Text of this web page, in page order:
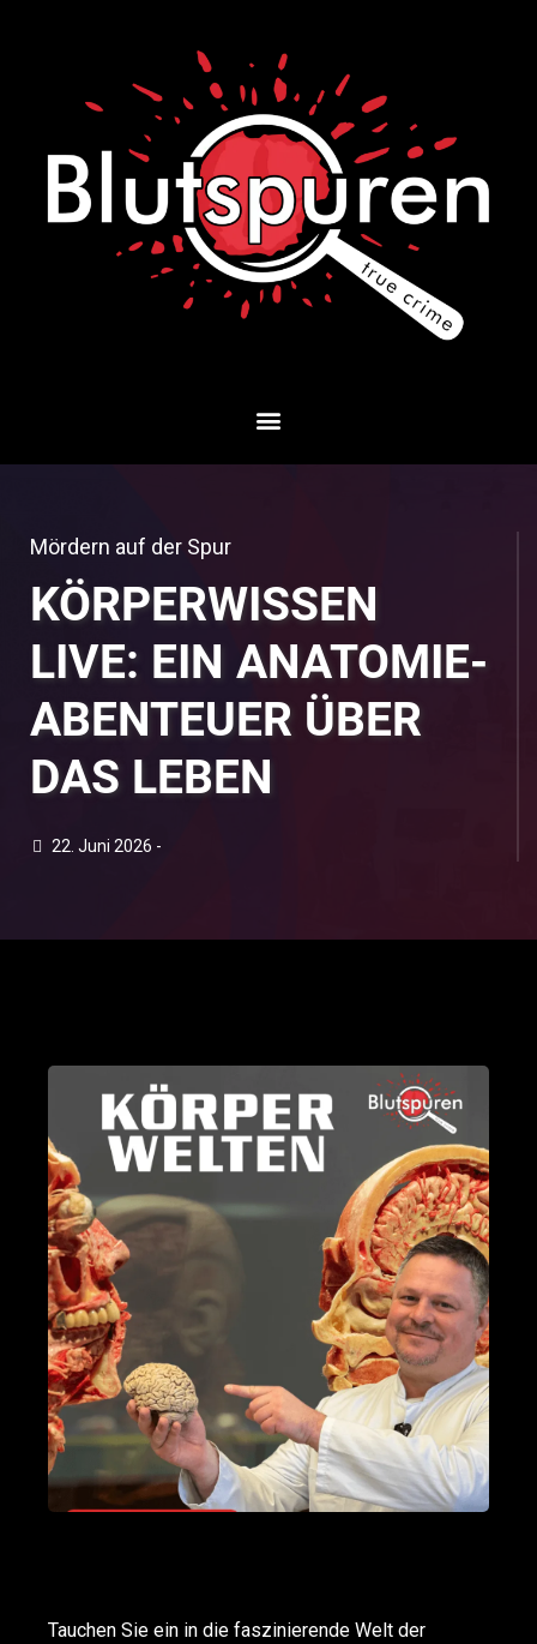
Mördern auf der Spur
KÖRPERWISSEN
LIVE: EIN ANATOMIE-
ABENTEUER ÜBER
DAS LEBEN
22. Juni 2026 -
Tauchen Sie ein in die faszinierende Welt der